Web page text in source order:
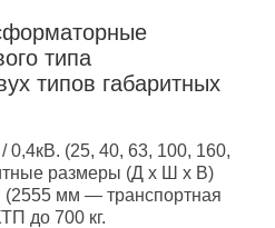
типа
типов габаритных
(25, 40, 63, 100, 160,
размеры (Д х Ш х В)
(2555 мм — транспортная
до 700 кг.